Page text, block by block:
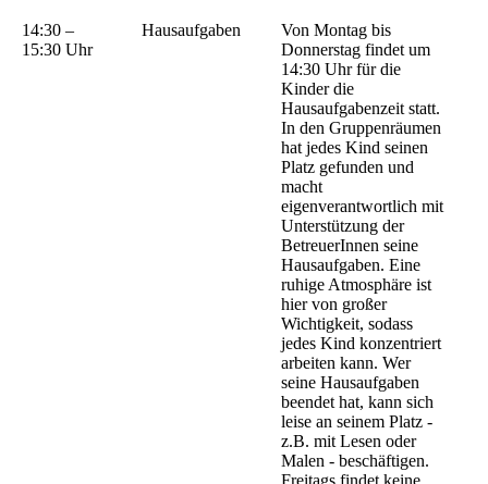
14:30 –
15:30 Uhr
Hausaufgaben
Von Montag bis
Donnerstag findet um
14:30 Uhr für die
Kinder die
Hausaufgabenzeit statt.
In den Gruppenräumen
hat jedes Kind seinen
Platz gefunden und
macht
eigenverantwortlich mit
Unterstützung der
BetreuerInnen seine
Hausaufgaben. Eine
ruhige Atmosphäre ist
hier von großer
Wichtigkeit, sodass
jedes Kind konzentriert
arbeiten kann. Wer
seine Hausaufgaben
beendet hat, kann sich
leise an seinem Platz -
z.B. mit Lesen oder
Malen - beschäftigen.